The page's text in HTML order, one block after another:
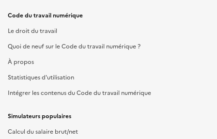
Code du travail numérique
Le droit du travail
Quoi de neuf sur le Code du travail numérique ?
À propos
Statistiques d'utilisation
Intégrer les contenus du Code du travail numérique
Simulateurs populaires
Calcul du salaire brut/net